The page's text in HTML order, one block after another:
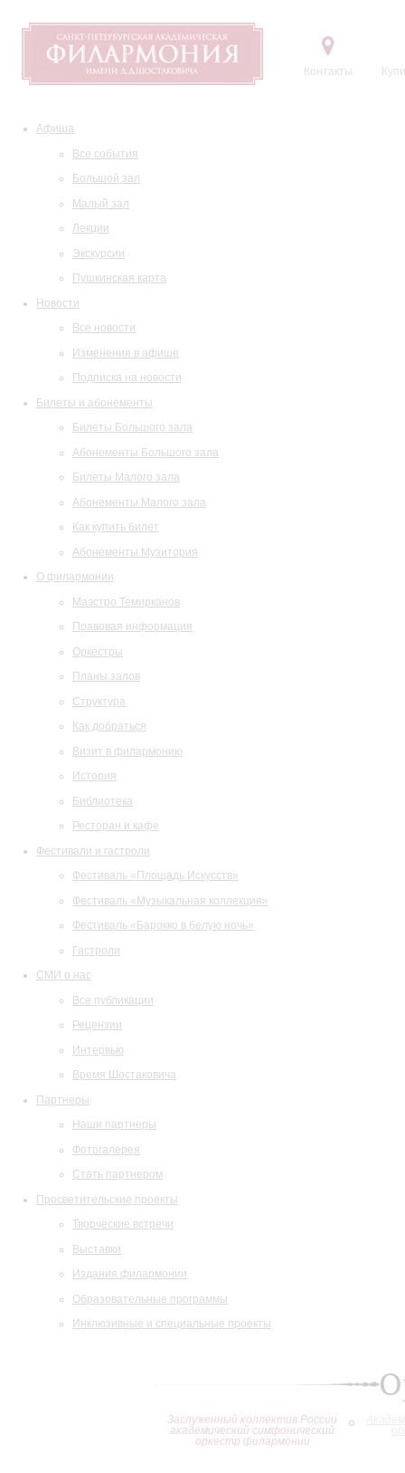
Контакты
Афиша
Все события
Большой зал
Малый зал
Лекции
Экскурсии
Пушкинская карта
Новости
Все новости
Изменения в афише
Подписка на новости
Билеты и абонементы
Билеты Большого зала
Абонементы Большого зала
Билеты Малого зала
Абонементы Малого зала
Как купить билет
Абонементы Музитория
О филармонии
Маэстро Темирканов
Правовая информация
Оркестры
Планы залов
Структура
Как добраться
Визит в филармонию
История
Библиотека
Ресторан и кафе
Фестивали и гастроли
Фестиваль «Площадь Искусств»
Фестиваль «Музыкальная коллекция»
Фестиваль «Барокко в белую ночь»
Гастроли
СМИ о нас
Все публикации
Рецензии
Интервью
Время Шостаковича
Партнеры
Наши партнеры
Фотогалерея
Стать партнером
Просветительские проекты
Творческие встречи
Выставки
Издания филармонии
Образовательные программы
Инклюзивные и специальные проекты
Заслуженный коллектив России
академический симфонический
оркестр филармонии